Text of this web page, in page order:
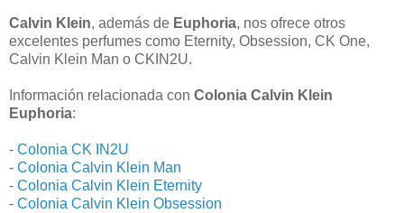
Calvin Klein, además de Euphoria, nos ofrece otros
excelentes perfumes como Eternity, Obsession, CK One,
Calvin Klein Man o CKIN2U.
Información relacionada con Colonia Calvin Klein
Euphoria:
- Colonia CK IN2U
- Colonia Calvin Klein Man
- Colonia Calvin Klein Eternity
- Colonia Calvin Klein Obsession